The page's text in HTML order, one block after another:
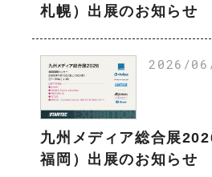
札幌）出展のお知らせ
2026/
九州メディア総合展
福岡）出展のお知らせ